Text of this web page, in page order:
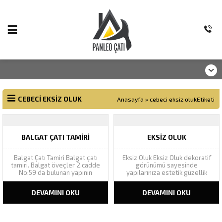
CEBECI EKSIZ OLUK Anasayfa » cebeci eksiz olukEtiketi
BALGAT ÇATI TAMIRI
Balgat Çatı Tamiri Balgat çatı
tamiri. Balgat öveçler 2.cadde
No:59 da bulunan yapının
akıntılarının çatı tamiri tespiti
malzemesi olarak kullanılan
onduline levhaların oluk
DEVAMINI OKU
EKSIZ OLUK
Eksiz Oluk Eksiz Oluk dekoratif
görünümü sayesinde
yapılarınıza estetik güzellik
katarak yapı bütünlüğünü
yelpazesinde Ral renk
kataloğundaki bütün renkleri
DEVAMINI OKU